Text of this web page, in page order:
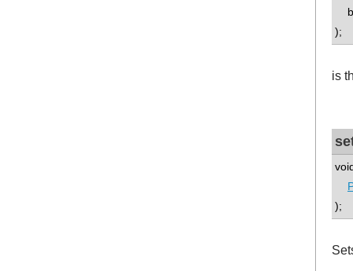
);
is
);